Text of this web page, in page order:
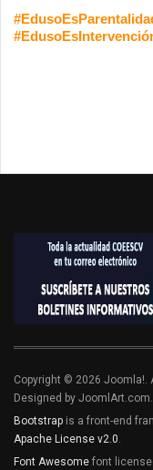
Copyright © 2026 Joomla!.
Designed by JoomlArt.com.
Bootstrap is a front-end
Apache License v2.0.
Font Awesome font